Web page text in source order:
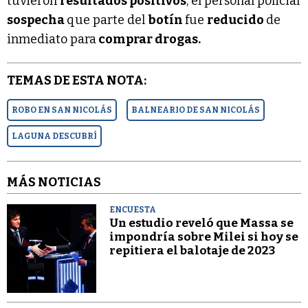
sospechaque parte delbotínfue reducido de
inmediato paracomprar drogas.
TEMAS DE ESTA NOTA:
ROBO EN SAN NICOLÁS BALNEARIO DE SAN NICOLÁS
LAGUNA DESCUBRÍ
MÁS NOTICIAS
ENCUESTA
Un estudio reveló que Massa se
impondría sobre Milei si hoy se
repitiera el balotaje de 2023